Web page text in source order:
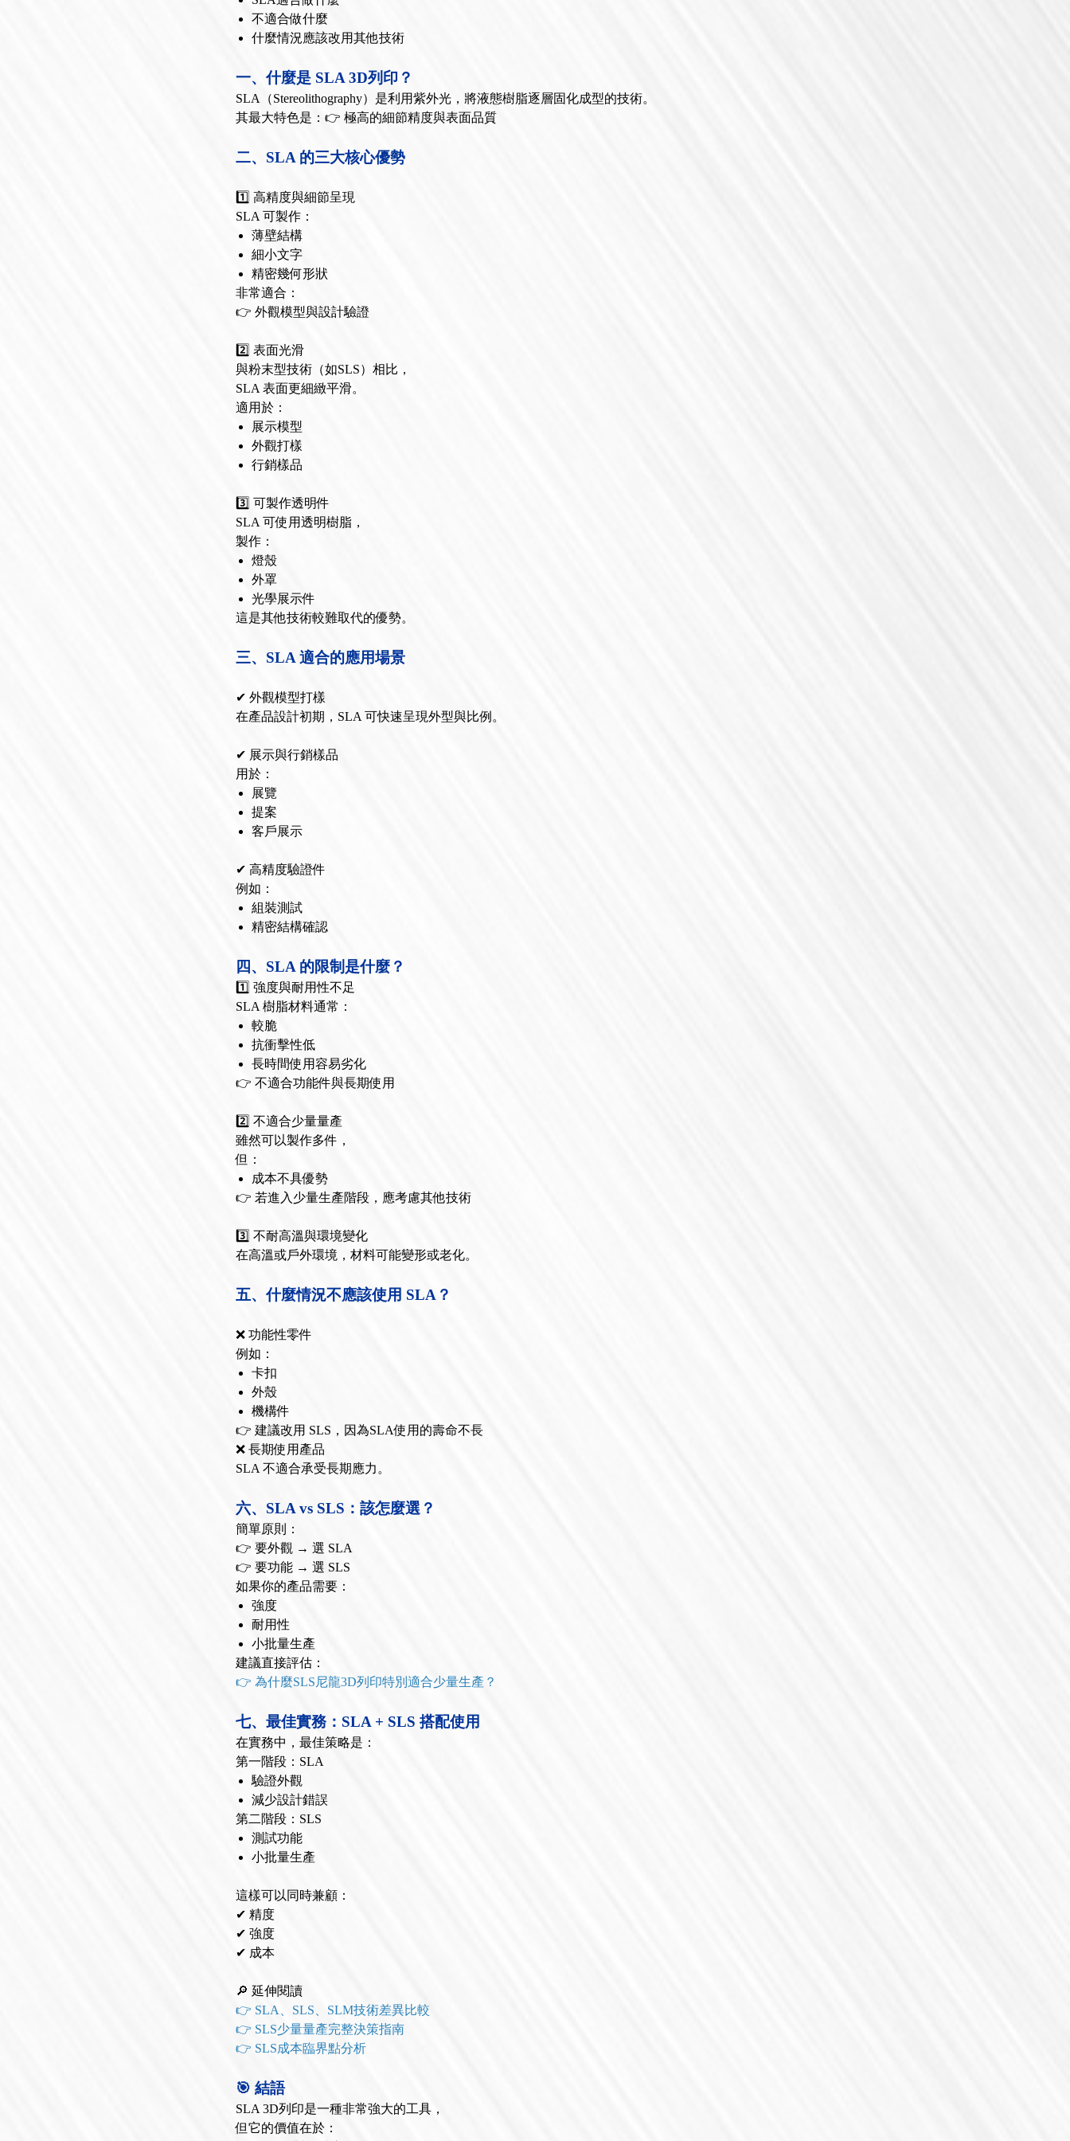
不適合做什麼
什麼情況應該改用其他技術
一、什麼是 SLA 3D列印？
SLA（Stereolithography）是利用紫外光，將液態樹脂逐層固化成型的技術。
其最大特色是：👉 極高的細節精度與表面品質
二、SLA 的三大核心優勢
1️⃣ 高精度與細節呈現
SLA 可製作：
薄壁結構
細小文字
精密幾何形狀
非常適合：
👉 外觀模型與設計驗證
2️⃣ 表面光滑
與粉末型技術（如SLS）相比，
SLA 表面更細緻平滑。
適用於：
展示模型
外觀打樣
行銷樣品
3️⃣ 可製作透明件
SLA 可使用透明樹脂，
製作：
燈殼
外罩
光學展示件
這是其他技術較難取代的優勢。
三、SLA 適合的應用場景
✔ 外觀模型打樣
在產品設計初期，SLA 可快速呈現外型與比例。
✔ 展示與行銷樣品
用於：
展覽
提案
客戶展示
✔ 高精度驗證件
例如：
組裝測試
精密結構確認
四、SLA 的限制是什麼？
1️⃣ 強度與耐用性不足
SLA 樹脂材料通常：
較脆
抗衝擊性低
長時間使用容易劣化
👉 不適合功能件與長期使用
2️⃣ 不適合少量量產
雖然可以製作多件，
但：
成本不具優勢
👉 若進入少量生產階段，應考慮其他技術
3️⃣ 不耐高溫與環境變化
在高溫或戶外環境，材料可能變形或老化。
五、什麼情況不應該使用 SLA？
❌ 功能性零件
例如：
卡扣
外殼
機構件
👉 建議改用 SLS，因為SLA使用的壽命不長
❌ 長期使用產品
SLA 不適合承受長期應力。
六、SLA vs SLS：該怎麼選？
簡單原則：
👉 要外觀 → 選 SLA
👉 要功能 → 選 SLS
如果你的產品需要：
強度
耐用性
小批量生產
建議直接評估：
👉 為什麼SLS尼龍3D列印特別適合少量生產？
七、最佳實務：SLA + SLS 搭配使用
在實務中，最佳策略是：
第一階段：SLA
驗證外觀
減少設計錯誤
第二階段：SLS
測試功能
小批量生產
這樣可以同時兼顧：
✔ 精度
✔ 強度
✔ 成本
🔎 延伸閱讀
👉 SLA、SLS、SLM技術差異比較
👉 SLS少量量產完整決策指南
👉 SLS成本臨界點分析
🎯 結語
SLA 3D列印是一種非常強大的工具，
但它的價值在於：